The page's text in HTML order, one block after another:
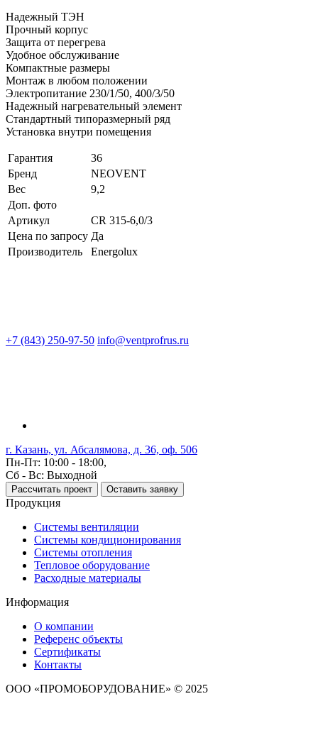
Надежный ТЭН
Прочный корпус
Защита от перегрева
Удобное обслуживание
Компактные размеры
Монтаж в любом положении
Электропитание 230/1/50, 400/3/50
Надежный нагревательный элемент
Стандартный типоразмерный ряд
Установка внутри помещения
Гарантия
36
Бренд
NEOVENT
Вес
9,2
Доп. фото
Артикул
CR 315-6,0/3
Цена по запросу Да
Производитель
Energolux
+7 (843) 250-97-50 info@ventprofrus.ru
г. Казань, ул. Абсалямова, д. 36, оф. 506
Пн-Пт: 10:00 - 18:00,
Сб - Вс: Выходной
Рассчитать проект Оставить заявку
Продукция
Системы вентиляции
Системы кондиционирования
Системы отопления
Тепловое оборудование
Расходные материалы
Информация
О компании
Референс объекты
Сертификаты
Контакты
ООО «ПРОМОБОРУДОВАНИЕ» © 2025